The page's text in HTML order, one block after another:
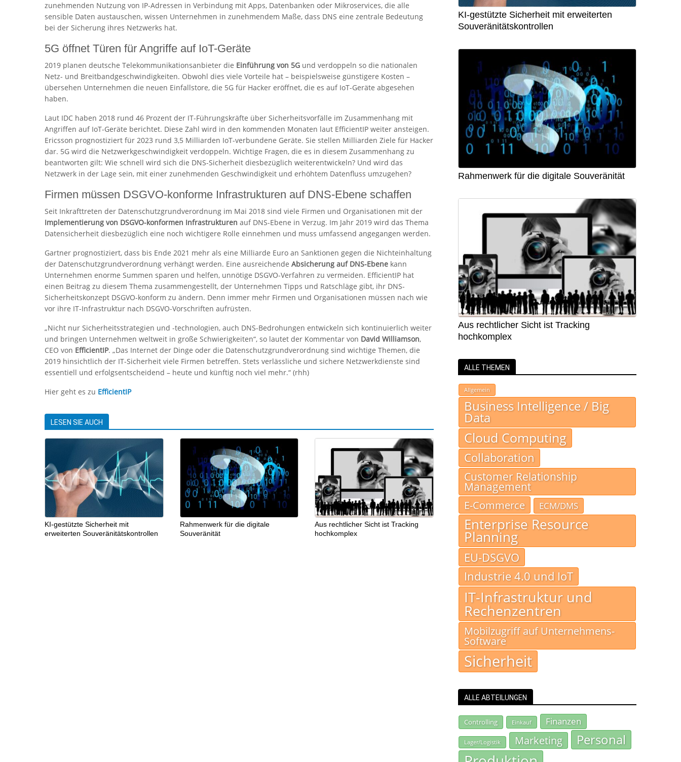
zunehmenden Nutzung von IP-Adressen in Verbindung mit Apps, Datenbanken oder Mikroservices, die alle
sensible Daten austauschen, wissen Unternehmen in zunehmendem Maße, dass DNS eine zentrale Bedeutung
bei der Sicherung ihres Netzwerks hat.
5G öffnet Türen für Angriffe auf IoT-Geräte
2019 planen deutsche Telekommunikationsanbieter die Einführung von 5G und verdoppeln so die nationalen
Netz- und Breitbandgeschwindigkeiten. Obwohl dies viele Vorteile hat – beispielsweise günstigere Kosten –
übersehen Unternehmen die neuen Einfallstore, die 5G für Hacker eröffnet, die es auf IoT-Geräte abgesehen
haben.
Laut IDC haben 2018 rund 46 Prozent der IT-Führungskräfte über Sicherheitsvorfälle im Zusammenhang mit
Angriffen auf IoT-Geräte berichtet. Diese Zahl wird in den kommenden Monaten laut EfficientIP weiter ansteigen.
Ericsson prognostiziert für 2023 rund 3,5 Milliarden IoT-verbundene Geräte. Sie stellen Milliarden Ziele für Hacker
dar. 5G wird die Netzwerkgeschwindigkeit verdoppeln. Wichtige Fragen, die es in diesem Zusammenhang zu
beantworten gilt: Wie schnell wird sich die DNS-Sicherheit diesbezüglich weiterentwickeln? Und wird das
Netzwerk in der Lage sein, mit einer zunehmenden Geschwindigkeit und erhöhtem Datenfluss umzugehen?
Firmen müssen DSGVO-konforme Infrastrukturen auf DNS-Ebene schaffen
Seit Inkrafttreten der Datenschutzgrundverordnung im Mai 2018 sind viele Firmen und Organisationen mit der
Implementierung von DSGVO-konformen Infrastrukturen auf DNS-Ebene in Verzug. Im Jahr 2019 wird das Thema
Datensicherheit diesbezüglich eine noch wichtigere Rolle einnehmen und muss umfassend angegangen werden.
Gartner prognostiziert, dass bis Ende 2021 mehr als eine Milliarde Euro an Sanktionen gegen die Nichteinhaltung
der Datenschutzgrundverordnung verhängt werden. Eine ausreichende Absicherung auf DNS-Ebene kann
Unternehmen enorme Summen sparen und helfen, unnötige DSGVO-Verfahren zu vermeiden. EfficientIP hat
einen Beitrag zu diesem Thema zusammengestellt, der Unternehmen Tipps und Ratschläge gibt, ihr DNS-
Sicherheitskonzept DSGVO-konform zu ändern. Denn immer mehr Firmen und Organisationen müssen nach wie
vor ihre IT-Infrastruktur nach DSGVO-Vorschriften aufrüsten.
„Nicht nur Sicherheitsstrategien und -technologien, auch DNS-Bedrohungen entwickeln sich kontinuierlich weiter
und bringen Unternehmen weltweit in große Schwierigkeiten“, so lautet der Kommentar von David Williamson,
CEO von EfficientIP. „Das Internet der Dinge oder die Datenschutzgrundverordnung sind wichtige Themen, die
2019 hinsichtlich der IT-Sicherheit viele Firmen betreffen. Stets verlässliche und sichere Netzwerkdienste sind
essentiell und erfolgsentscheidend – heute und künftig noch viel mehr.“ (rhh)
Hier geht es zu EfficientIP
LESEN SIE AUCH
KI-gestützte Sicherheit mit
erweiterten Souveränitätskontrollen
Rahmenwerk für die digitale
Souveränität
Aus rechtlicher Sicht ist Tracking
hochkomplex
KI-gestützte Sicherheit mit erweiterten
Souveränitätskontrollen
Rahmenwerk für die digitale Souveränität
Aus rechtlicher Sicht ist Tracking
hochkomplex
ALLE THEMEN
Allgemein
Business Intelligence / Big
Data
Cloud Computing
Collaboration
Customer Relationship
Management
E-Commerce
ECM/DMS
Enterprise Resource
Planning
EU-DSGVO
Industrie 4.0 und IoT
IT-Infrastruktur und
Rechenzentren
Mobilzugriff auf Unternehmens-
Software
Sicherheit
ALLE ABTEILUNGEN
Controlling Einkauf Finanzen
Lager/Logistik Marketing Personal